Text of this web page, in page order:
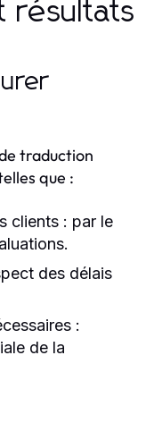
résultats
traduction
que :
clients : par le
des délais
:
de la